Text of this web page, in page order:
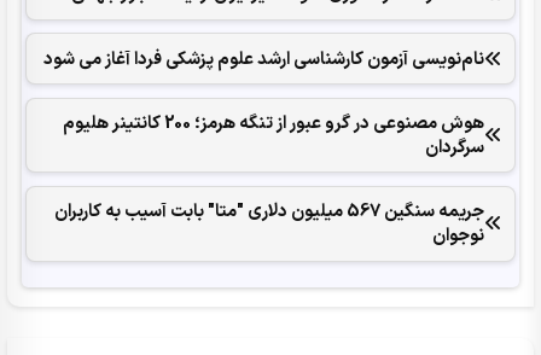
نام‌نویسی آزمون کارشناسی ارشد علوم پزشکی فردا آغاز می شود
هوش مصنوعی در گرو عبور از تنگه هرمز؛ 200 کانتینر هلیوم
سرگردان
جریمه سنگین 567 میلیون دلاری "متا" بابت آسیب به کاربران
نوجوان